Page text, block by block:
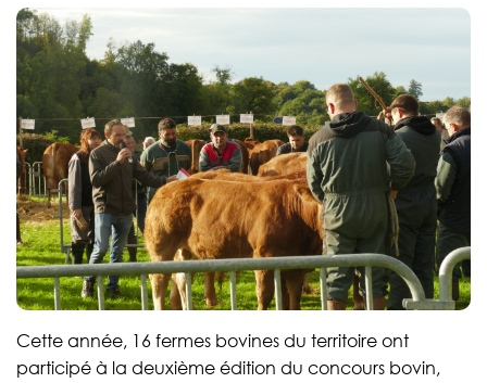
Cette année, 16 fermes bovines du territoire ont
participé à la deuxième édition du concours bovin,